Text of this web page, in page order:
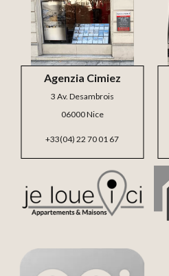
Agenzia Cimiez
3 Av. Desambrois
06000 Nice
+33(04) 22 70 01 67